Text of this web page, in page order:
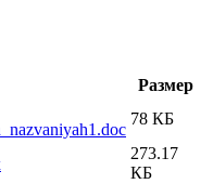
Размер
78 КБ
273.17
КБ